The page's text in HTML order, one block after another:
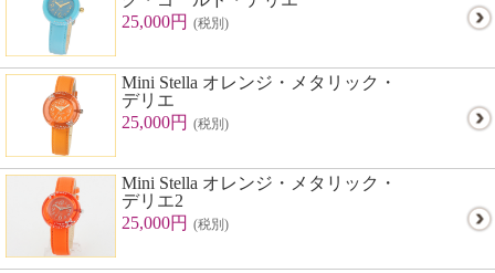
25,000円 (税別)
Mini Stella オレンジ・メタリック・
デリエ
25,000円 (税別)
Mini Stella オレンジ・メタリック・
デリエ2
25,000円 (税別)